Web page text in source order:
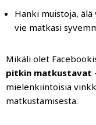
Hanki muistoja,
vie matkasi
Mikäli olet
pitkin matkustavat
mielenkiintoisia
matkustamisesta.